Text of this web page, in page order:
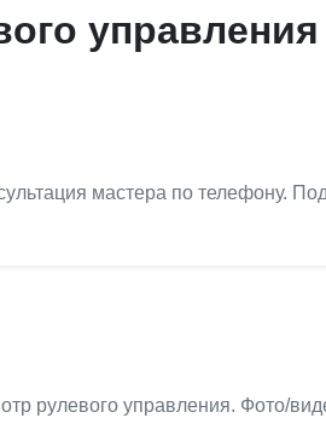
мастера по телефону.
рулевого управления. Фото/